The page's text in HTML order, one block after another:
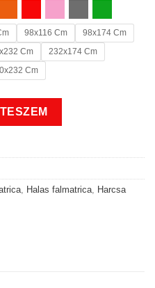
98x116 Cm
98x174 Cm
Cm
232x174 Cm
Cm
mennyiség
Halas falmatrica Harcsa